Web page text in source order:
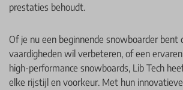
prestaties behoudt.
Of je nu een beginnende snowboarder bent
vaardigheden wil verbeteren, of een
high-performance snowboards, Lib Tech
elke rijstijl en voorkeur. Met hun